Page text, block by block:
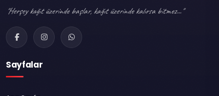
"Herşey kağıt üzerinde başlar, kağıt üzerinde kalırsa bitmez..."
Sayfalar